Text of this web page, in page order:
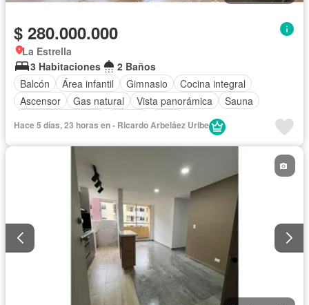
$ 280.000.000
La Estrella
3 Habitaciones
2 Baños
Balcón
Área infantil Gimnasio
Cocina integral
Ascensor
Gas natural Vista panorámica
Sauna
Hace 5 días, 23 horas en - Ricardo Arbeláez Uribe